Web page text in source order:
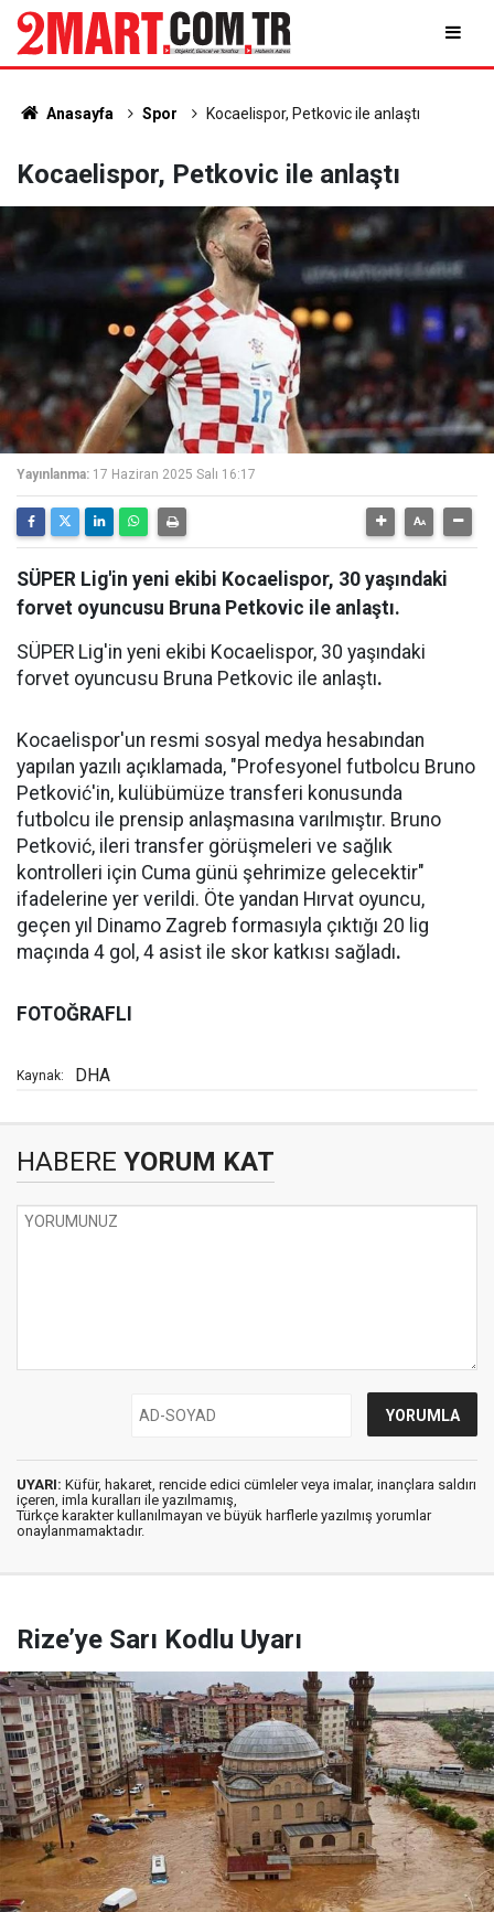
Anasayfa Spor Kocaelispor, Petkovic ile anlaştı
Kocaelispor, Petkovic ile anlaştı
Yayınlanma: 17 Haziran 2025 Salı 16:17
SÜPER Lig'in yeni ekibi Kocaelispor, 30 yaşındaki
forvet oyuncusu Bruna Petkovic ile anlaştı.
SÜPER Lig'in yeni ekibi Kocaelispor, 30 yaşındaki
forvet oyuncusu Bruna Petkovic ile anlaştı.
Kocaelispor'un resmi sosyal medya hesabından
yapılan yazılı açıklamada, "Profesyonel futbolcu Bruno
Petković'in, kulübümüze transferi konusunda
futbolcu ile prensip anlaşmasına varılmıştır. Bruno
Petković, ileri transfer görüşmeleri ve sağlık
kontrolleri için Cuma günü şehrimize gelecektir"
ifadelerine yer verildi. Öte yandan Hırvat oyuncu,
geçen yıl Dinamo Zagreb formasıyla çıktığı 20 lig
maçında 4 gol, 4 asist ile skor katkısı sağladı.
FOTOĞRAFLI
Kaynak: DHA
HABERE YORUM KAT
UYARI: Küfür, hakaret, rencide edici cümleler veya imalar, inançlara saldırı
içeren, imla kuralları ile yazılmamış,
Türkçe karakter kullanılmayan ve büyük harflerle yazılmış yorumlar
onaylanmamaktadır.
Rize’ye Sarı Kodlu Uyarı